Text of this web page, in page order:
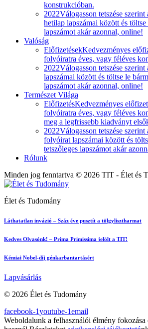
konstrukcióban.
2022Válogasson tetszése
hetilap lapszámai között és
lapszámot akár azonnal, online!
Valóság
ElőfizetésekKedvezményes
folyóiratra éves, vagy féléves
2022Válogasson tetszése
lapszámai között és töltse le
lapszámot akár azonnal, online!
Természet Világa
ElőfizetésKedvezményes
folyóiratra éves, vagy féléves
meg a legfrissebb kiadványt
2022Válogasson tetszése szerint
folyóirat lapszámai között és
tetszőleges lapszámot akár
Rólunk
Minden jog fenntartva © 2026 TIT - Élet és
Élet és Tudomány
Láthatatlan invázió – Száz éve pusztít a tölgylisztharmat
Kedves Olvasónk! – Prima Primissima jelölt a TIT!
Kémiai Nobel-díj génkarbantartásért
Lapvásárlás
© 2026 Élet és Tudomány
facebook-1youtube-1email
Weboldalunk a felhasználói élmény fokozása